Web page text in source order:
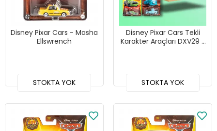
Disney Pixar Cars - Masha
Ellswrench
STOKTA YOK
Disney Pixar Cars Tekli
Karakter Araçları DXV29 -
STOKTA YOK